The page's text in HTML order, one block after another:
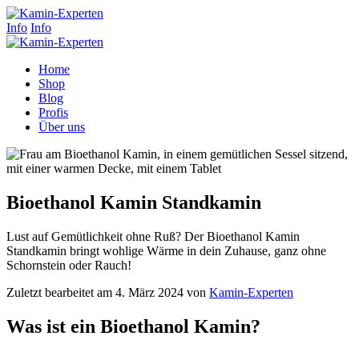
Info Info
Home
Shop
Blog
Profis
Über uns
Bioethanol Kamin Standkamin
Lust auf Gemütlichkeit ohne Ruß? Der Bioethanol Kamin
Standkamin bringt wohlige Wärme in dein Zuhause, ganz ohne
Schornstein oder Rauch!
Zuletzt bearbeitet am 4. März 2024 von Kamin-Experten
Was ist ein Bioethanol Kamin?